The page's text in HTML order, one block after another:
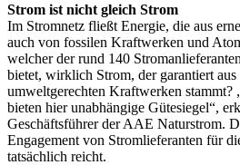
Strom ist nicht gleich Strom
Im Stromnetz fließt Energie, die aus
auch von fossilen Kraftwerken und
welcher der rund 140
bietet, wirklich Strom, der garantiert aus
umweltgerechten Kraftwerken stammt?
bieten hier unabhängige Gütesiegel“,
Geschäftsführer der AAE Naturstrom.
Engagement von Stromlieferanten für
tatsächlich reicht.